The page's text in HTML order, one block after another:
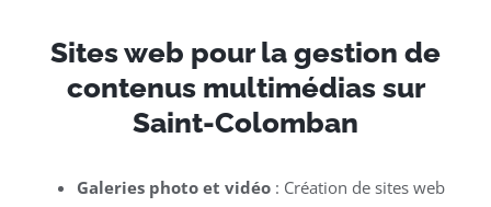
Sites web pour la gestion de
contenus multimédias sur
Saint-Colomban
Galeries photo et vidéo: Création de sites web